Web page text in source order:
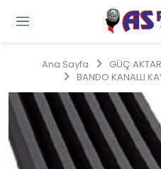
Ana Sayfa GÜÇ
BANDO KANALLI